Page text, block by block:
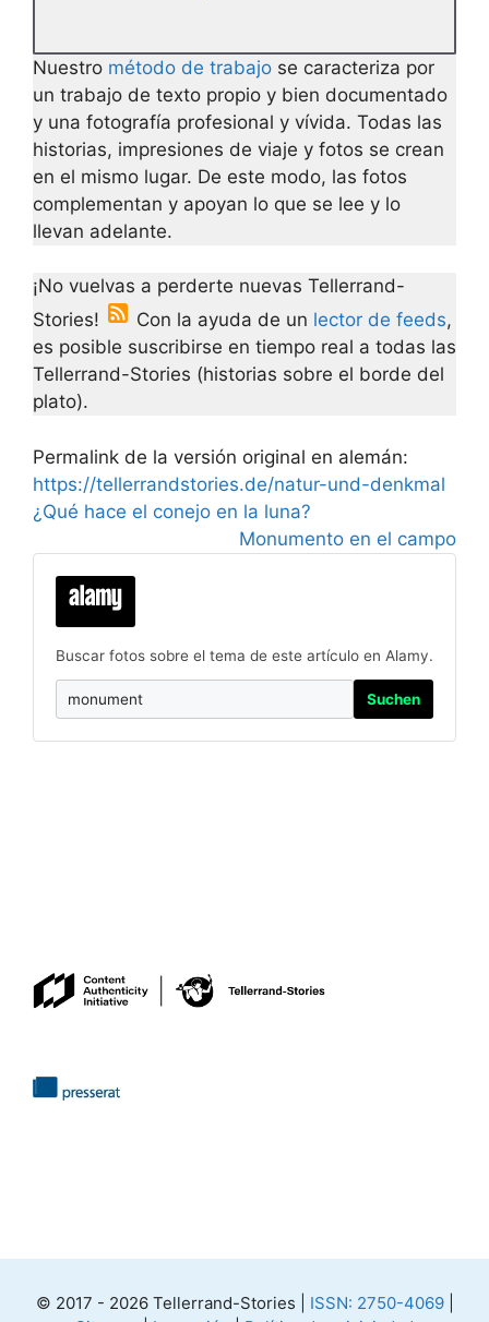
Nuestro método de trabajo se caracteriza por
un trabajo de texto propio y bien documentado
y una fotografía profesional y vívida. Todas las
historias, impresiones de viaje y fotos se crean
en el mismo lugar. De este modo, las fotos
complementan y apoyan lo que se lee y lo
llevan adelante.
¡No vuelvas a perderte nuevas Tellerrand-
Stories!
Con la ayuda de un lector de feeds,
es posible suscribirse en tiempo real a todas las
Tellerrand-Stories (historias sobre el borde del
plato).
Permalink de la versión original en alemán:
https://tellerrandstories.de/natur-und-denkmal
¿Qué hace el conejo en la luna?
Monumento en el campo
Buscar fotos sobre el tema de este artículo en Alamy.
Suchen
© 2017 - 2026 Tellerrand-Stories | ISSN: 2750-4069|